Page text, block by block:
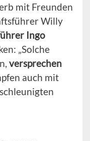
mit Freunden
Willy
Ingo
„Solche
versprechen
auch mit